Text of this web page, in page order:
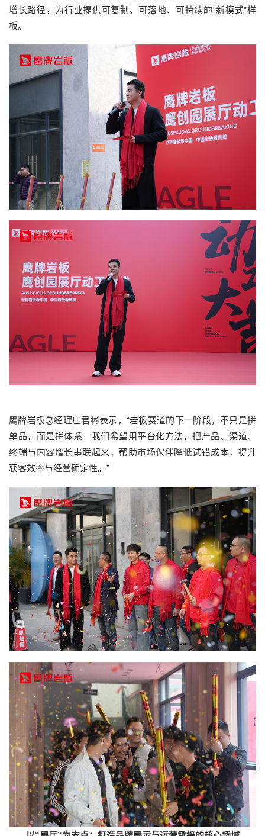
增长路径，为行业提供可复制、可落地、可持续的“新模式”样
板。
鹰牌岩板总经理庄君彬表示，“岩板赛道的下一阶段，不只是拼
单品，而是拼体系。我们希望用平台化方法，把产品、渠道、
终端与内容增长串联起来，帮助市场伙伴降低试错成本，提升
获客效率与经营确定性。”